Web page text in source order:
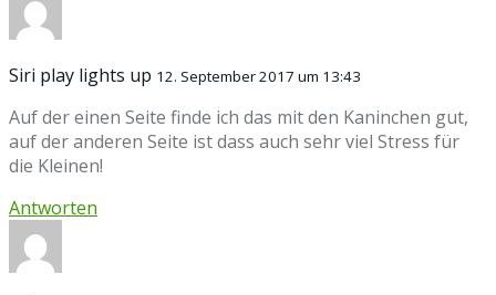
Siri play lights up 12. September 2017 um 13:43
Auf der einen Seite finde ich das mit den Kaninchen gut,
auf der anderen Seite ist dass auch sehr viel Stress für
die Kleinen!
Antworten